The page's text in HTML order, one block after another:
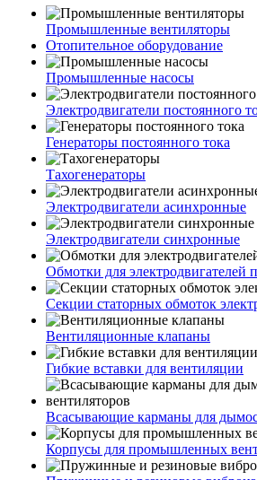
Промышленные вентиляторы
Отопительное оборудование
Промышленные насосы
Электродвигатели постоянного
Генераторы постоянного тока
Тахогенераторы
Электродвигатели асинхронные
Электродвигатели синхронные
Обмотки для электродвигателей
Секции статорных обмоток
Вентиляционные клапаны
Гибкие вставки для вентиляции
Всасывающие карманы для
Корпусы для промышленных